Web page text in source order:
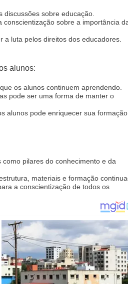
sobre educação.
sobre a importância
luta pelos direitos dos educadores.
alunos:
os alunos continuem aprendendo.
pode ser uma forma de manter o
alunos pode enriquecer sua formação.
pilares do conhecimento e da
materiais e formação
a conscientização de todos os